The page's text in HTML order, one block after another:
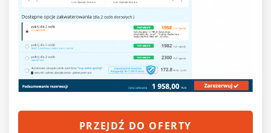
PRZEJDŹ DO OFERTY